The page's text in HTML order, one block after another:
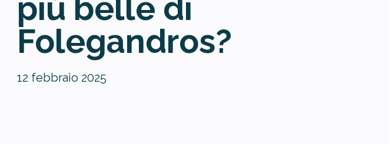
più belle di
Folegandros?
12 febbraio 2025